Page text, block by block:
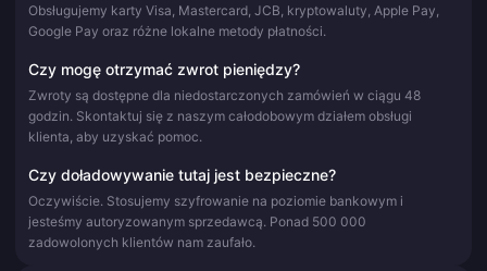
Obsługujemy karty Visa, Mastercard, JCB, kryptowaluty, Apple Pay,
Google Pay oraz różne lokalne metody płatności.
Czy mogę otrzymać zwrot pieniędzy?
Zwroty są dostępne dla niedostarczonych zamówień w ciągu 48
godzin. Skontaktuj się z naszym całodobowym działem obsługi
klienta, aby uzyskać pomoc.
Czy doładowywanie tutaj jest bezpieczne?
Oczywiście. Stosujemy szyfrowanie na poziomie bankowym i
jesteśmy autoryzowanym sprzedawcą. Ponad 500 000
zadowolonych klientów nam zaufało.